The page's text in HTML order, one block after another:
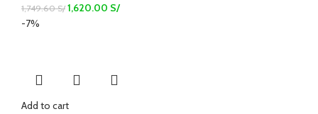
1,749.60S/ 1,620.00 S/
-7%
Add to cart